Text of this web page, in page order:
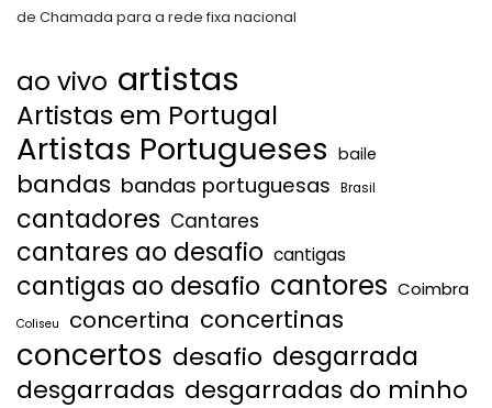
de Chamada para a rede fixa nacional
ao vivo artistas
Artistas em Portugal
Artistas Portugueses baile
bandas bandas portuguesas Brasil
cantadores Cantares
cantares ao desafio cantigas
cantigas ao desafio cantores Coimbra
Coliseu concertina concertinas
concertos desafio desgarrada
desgarradas desgarradas do minho